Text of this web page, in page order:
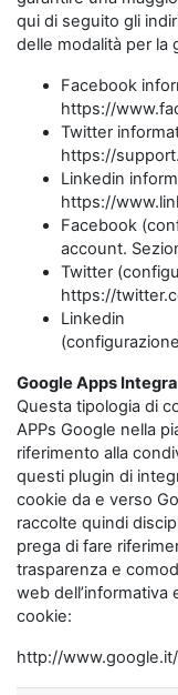
qui di seguito gli
delle modalità per la
Facebook
https://
Twitter
https://
Linkedin
https://
Facebook
account.
Twitter
https://
Linkedin
Google Apps
Questa tipologia di
APPs Google nella
riferimento alla
questi plugin di
cookie da e verso
raccolte quindi
prega di fare
trasparenza e
web dell’informativa
cookie:
http://